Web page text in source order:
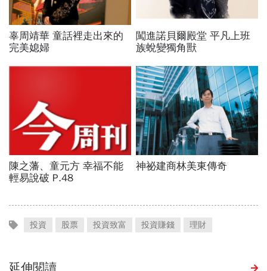
投資 股票 投資致富 投資賺錢 理財
延伸閱讀